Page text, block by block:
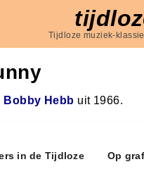
Tijdloze muziek-
Bobby Hebb uit 1966.
in de Tijdloze Op